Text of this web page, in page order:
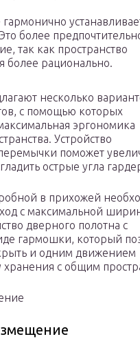
более
так как пространство
более рационально.
несколько
с помощью которых
эргономика
Устройство
поможет
острые угла
в прихожей
с максимальной
дверного полотна с
гармошки, который
и одним движением
хранения с общим